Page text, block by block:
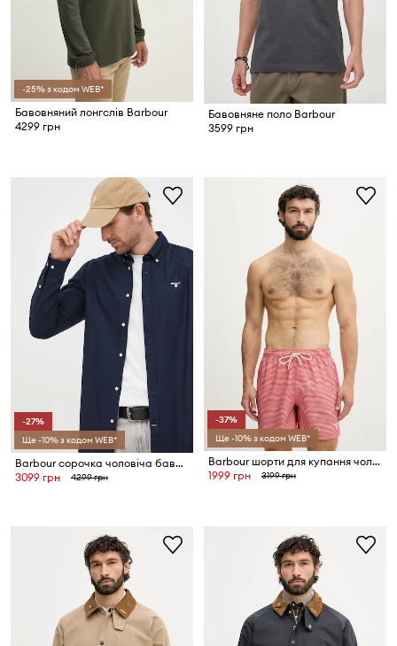
-25% з кодом WEB*
Бавовняний лонгслів Barbour
4299 грн
Бавовняне поло Barbour
3599 грн
-27%
Ще -10% з кодом WEB*
Barbour сорочка чоловіча бавовняна OXTOWN
3099 грн
4299 грн
-37%
Ще -10% з кодом WEB*
Barbour шорти для купання чоловічі Shell Swim Short
1999 грн
3199 грн